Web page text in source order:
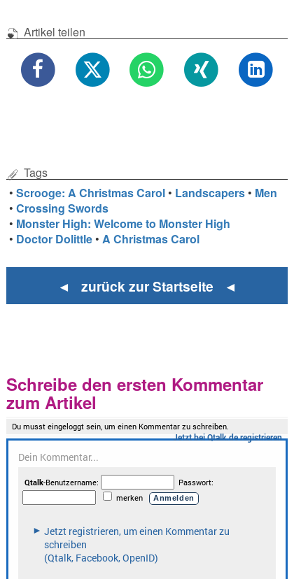
Artikel teilen
Tags
•Scrooge: A Christmas Carol • Landscapers • Men
•Crossing Swords
• Monster High: Welcome to Monster High
• Doctor Dolittle •A Christmas Carol
◄ zurück zur Startseite ◄
Schreibe den ersten Kommentar
zum Artikel